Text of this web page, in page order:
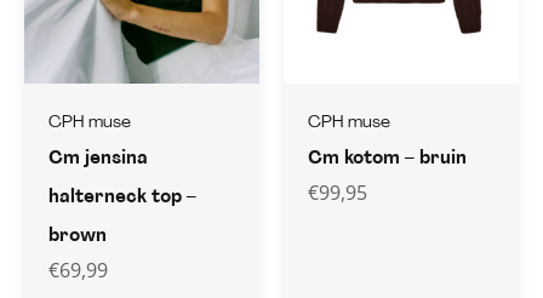
CPH muse
Cm jensina
halterneck top –
brown
€69,99
CPH muse
Cm kotom – bruin
€99,95